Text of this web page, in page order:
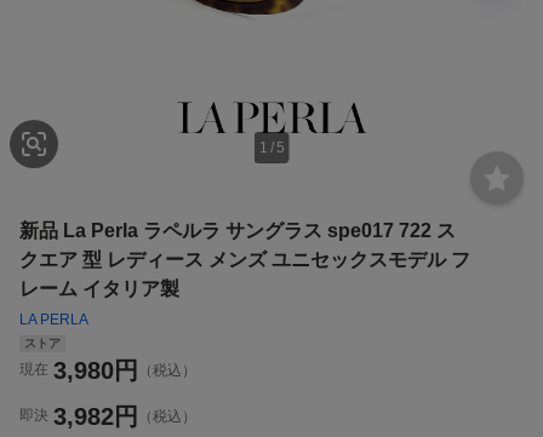
1 / 5
新品 La Perla ラペルラ サングラス spe017 722 ス
クエア 型 レディース メンズ ユニセックスモデル フ
レーム イタリア製
LA PERLA
ストア
現在 3,980円 （税込）
即決 3,982円
（税込）